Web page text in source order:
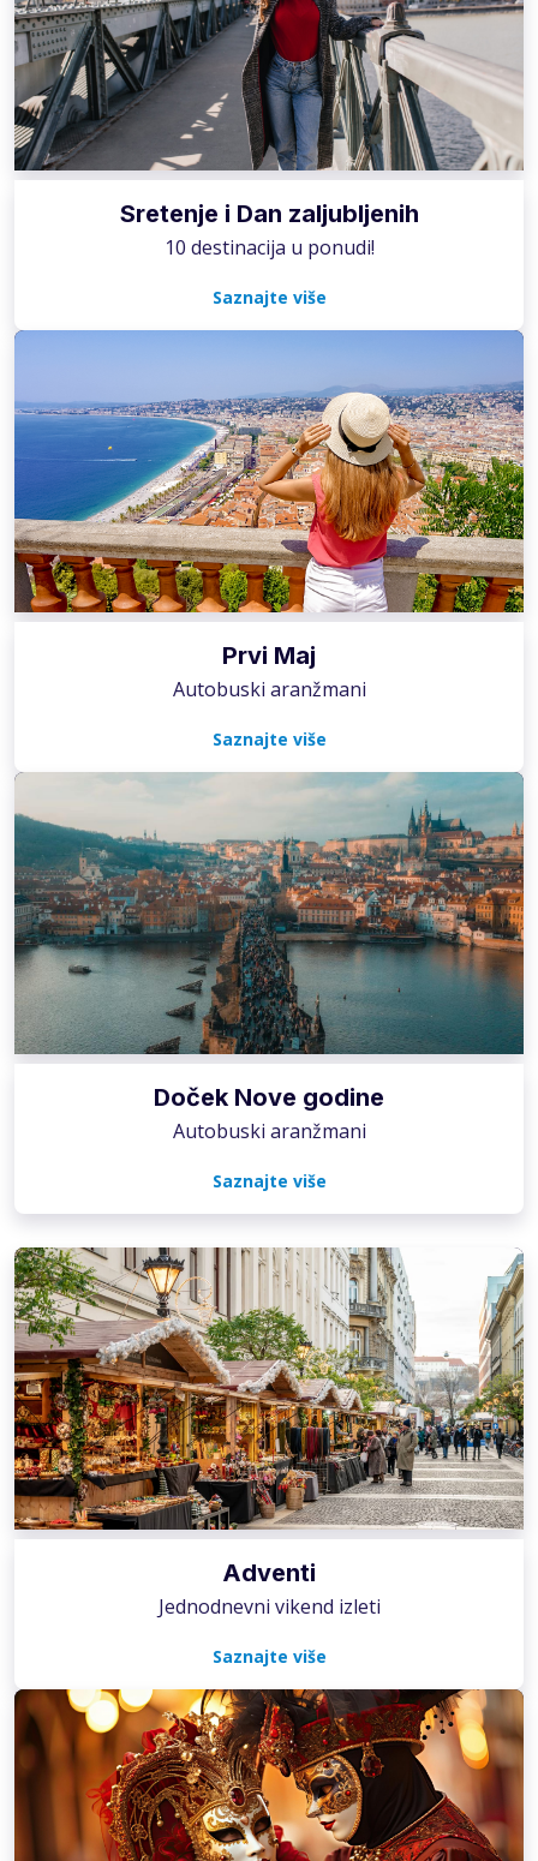
Sretenje i Dan zaljubljenih
10 destinacija u ponudi!
Saznajte više
Prvi Maj
Autobuski aranžmani
Saznajte više
Doček Nove godine
Autobuski aranžmani
Saznajte više
Adventi
Jednodnevni vikend izleti
Saznajte više